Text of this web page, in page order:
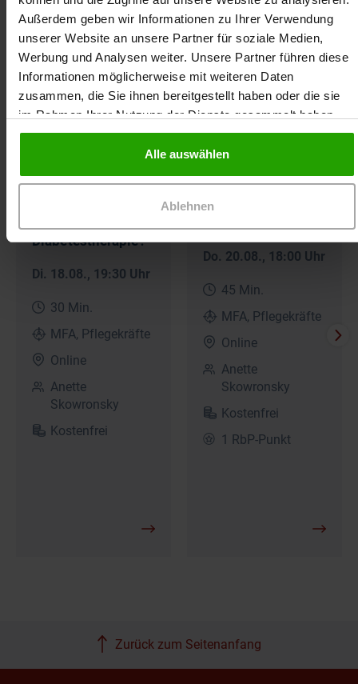
Außerdem geben wir Informationen zu Ihrer Verwendung
unserer Website an unsere Partner für soziale Medien,
Werbung und Analysen weiter. Unsere Partner führen diese
Informationen möglicherweise mit weiteren Daten
zusammen, die Sie ihnen bereitgestellt haben oder die sie
im Rahmen Ihrer Nutzung der Dienste gesammelt haben.
Alle auswählen
Ablehnen
Moderatorin tätig.
Häufig zusammen gebucht
Seminar: Insulin –
Diabetestherapie?
Di. 18.08., 19:30 Uhr
30 Min.
MFA, Pflegekräfte
Online
Anette
Skowronsky
Kostenfrei
Gamechanger in
der
Do. 20.08., 18:00 Uhr
45 Min.
MFA, Pflegekräfte
Online
Anette
Skowronsky
Kostenfrei
1 RbP-Punkt
Zurück zum Seitenanfang